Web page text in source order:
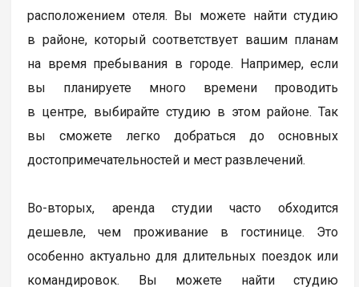
расположением отеля. Вы можете найти студию
в районе, который соответствует вашим планам
на время пребывания в городе. Например, если
вы планируете много времени проводить
в центре, выбирайте студию в этом районе. Так
вы сможете легко добраться до основных
достопримечательностей и мест развлечений.
Во-вторых, аренда студии часто обходится
дешевле, чем проживание в гостинице. Это
особенно актуально для длительных поездок или
командировок. Вы можете найти студию